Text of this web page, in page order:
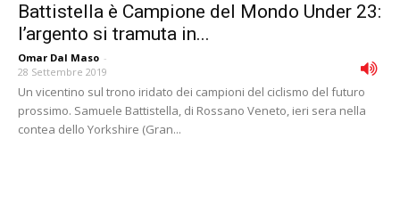
Battistella è Campione del Mondo Under 23:
l’argento si tramuta in...
Omar Dal Maso -
28 Settembre 2019
Un vicentino sul trono iridato dei campioni del ciclismo del futuro
prossimo. Samuele Battistella, di Rossano Veneto, ieri sera nella
contea dello Yorkshire (Gran...